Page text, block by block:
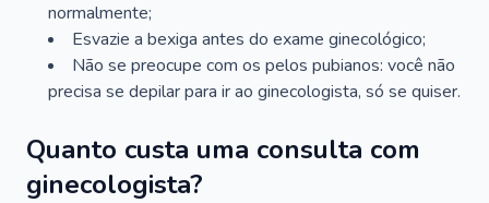
normalmente;
Esvazie a bexiga antes do exame ginecológico;
Não se preocupe com os pelos pubianos: você não
precisa se depilar para ir ao ginecologista, só se quiser.
Quanto custa uma consulta com
ginecologista?